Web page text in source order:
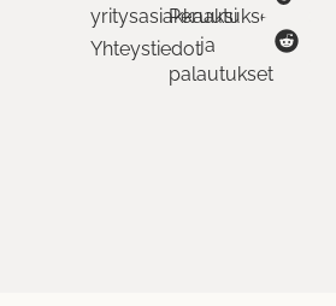
yritysasiakkaaksi
Yhteystiedot
Peruutukset
ja
palautukset